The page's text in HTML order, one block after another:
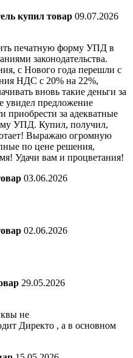
купил товар 09.07.2026
печатную форму УПД в
законодательства.
с Нового года перешли с
НДС с 20% на 22%,
вновь такие деньги за
увидел предложение
приобрести за адекватные
УПД. Купил, получил,
Выражаю огромную
по цене решения,
Удачи вам и процветания!
03.06.2026
02.06.2026
29.05.2026
не
Директо , а в основном